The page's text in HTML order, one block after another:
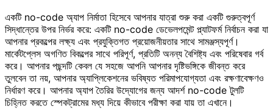
একটি no-code অ্যাপ নির্মাতা হিসেবে আপনার যাত্রা শুরু করা একটি গুরুত্বপূর্ণ
সিদ্ধান্তের উপর নির্ভর করে: একটি no-code ডেভেলপমেন্ট প্ল্যাটফর্ম নির্বাচন করা যা
আপনার প্রকল্পের লক্ষ্য এবং প্রযুক্তিগত প্রয়োজনীয়তার সাথে সামঞ্জস্যপূর্ণ।
মার্কেটপ্লেস অগণিত বিকল্পের সাথে পরিপূর্ণ, প্রতিটি অনন্য বৈশিষ্ট্য এবং পরিষেবার গর্ব
করে। আপনার পছন্দটি কেবল যে সহজে আপনি আপনার দৃষ্টিভঙ্গিকে জীবন্ত করে
তুলবেন তা নয়, আপনার অ্যাপ্লিকেশনের ভবিষ্যত পরিমাপযোগ্যতা এবং রক্ষণাবেক্ষণও
নির্ধারণ করে। আপনার অ্যাপ তৈরির উদ্যোগের জন্য আদর্শ no-code টুলটি
চিহ্নিত করতে স্পেকট্রামের মধ্য দিয়ে কীভাবে পরীক্ষা করা যায় তা এখানে।